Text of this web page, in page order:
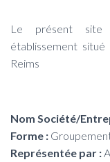
Le présent site
établissement
Reims
Nom Société/
Forme :
Représentée par :